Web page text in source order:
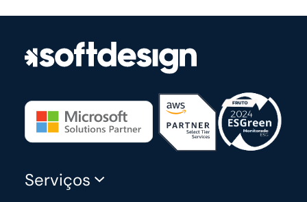
Serviços